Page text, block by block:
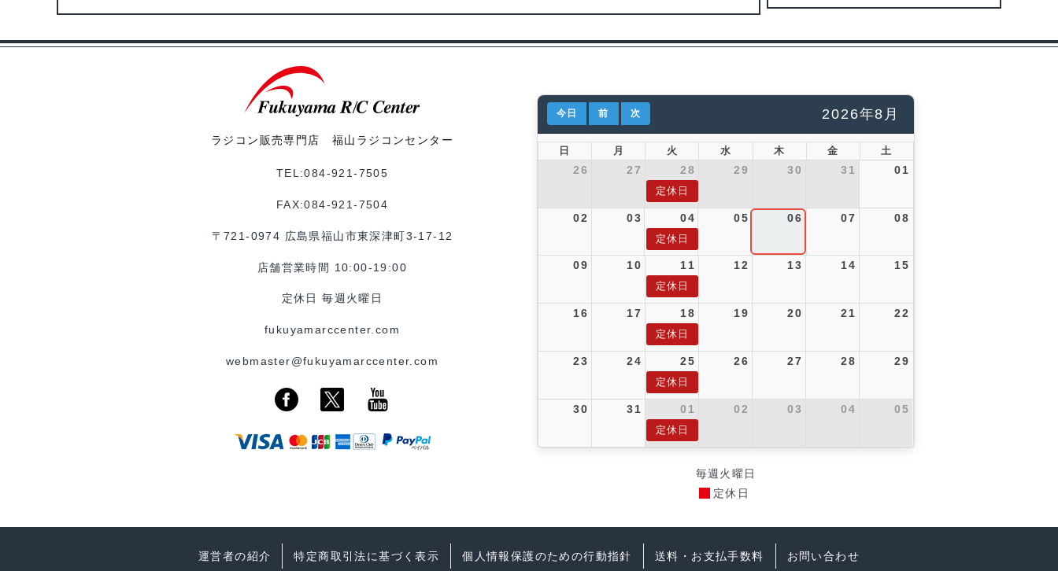
c n u d s
a
i
n
a
ラジコン販売専門店 福山ラジコンセンター
TEL:084-921-7505
FAX:084-921-7504
〒721-0974 広島県福山市東深津町3-17-12
店舗営業時間 10:00-19:00
定休日 毎週火曜日
fukuyamarccenter.com
webmaster@fukuyamarccenter.com
今日 前 次 2026年8月
日 月 火 水 木 金 土
26 27 28 29 30 31 01
定休日
02 03 04 05 06 07 08
定休日
09 10 11 12 13 14 15
定休日
16 17 18 19 20 21 22
定休日
23 24 25 26 27 28 29
定休日
30 31 01 02 03 04 05
定休日
毎週火曜日
定休日
運営者の紹介 特定商取引法に基づく表示 個人情報保護のための行動指針 送料・お支払手数料 お問い合わせ